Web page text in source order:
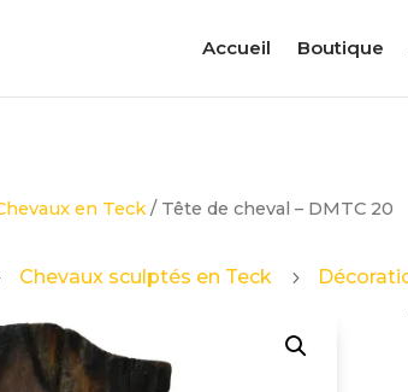
Accueil Boutique
en Teck/ Tête de cheval – DMTC 20
Chevaux sculptés en Teck 5